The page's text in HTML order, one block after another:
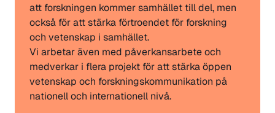
att forskningen kommer samhället till del, men
också för att stärka förtroendet för forskning
och vetenskap i samhället.
Vi arbetar även med påverkansarbete och
medverkar i flera projekt för att stärka öppen
vetenskap och forskningskommunikation på
nationell och internationell nivå.